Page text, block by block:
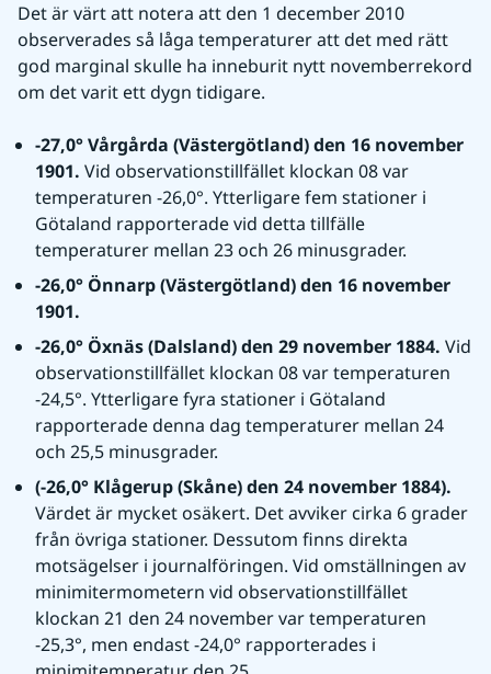
Det är värt att notera att den 1 december 2010
observerades så låga temperaturer att det med rätt
god marginal skulle ha inneburit nytt novemberrekord
om det varit ett dygn tidigare.
-27,0° Vårgårda (Västergötland) den 16 november
1901. Vid observationstillfället klockan 08 var
temperaturen -26,0°. Ytterligare fem stationer i
Götaland rapporterade vid detta tillfälle
temperaturer mellan 23 och 26 minusgrader.
-26,0° Önnarp (Västergötland) den 16 november
1901.
-26,0° Öxnäs (Dalsland) den 29 november 1884. Vid
observationstillfället klockan 08 var temperaturen
-24,5°. Ytterligare fyra stationer i Götaland
rapporterade denna dag temperaturer mellan 24
och 25,5 minusgrader.
Värdet är mycket osäkert. Det avviker cirka 6 grader
från övriga stationer. Dessutom finns direkta
motsägelser i journalföringen. Vid omställningen av
minimitermometern vid observationstillfället
klockan 21 den 24 november var temperaturen
-25,3°, men endast -24,0° rapporterades i